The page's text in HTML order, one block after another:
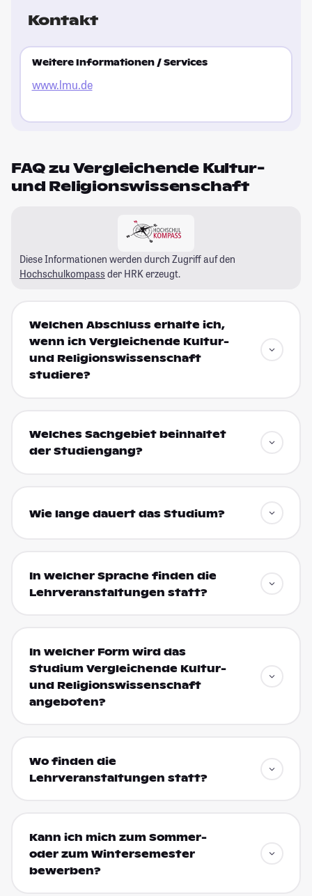
Kontakt
Weitere Informationen / Services
www.lmu.de
FAQ zu Vergleichende Kultur-
und Religionswissenschaft
Diese Informationen werden durch Zugriff auf den
Hochschulkompass der HRK erzeugt.
Welchen Abschluss erhalte ich,
wenn ich Vergleichende Kultur-
und Religionswissenschaft
studiere?
Welches Sachgebiet beinhaltet
der Studiengang?
Wie lange dauert das Studium?
In welcher Sprache finden die
Lehrveranstaltungen statt?
In welcher Form wird das
Studium Vergleichende Kultur-
und Religionswissenschaft
angeboten?
Wo finden die
Lehrveranstaltungen statt?
Kann ich mich zum Sommer-
oder zum Wintersemester
bewerben?